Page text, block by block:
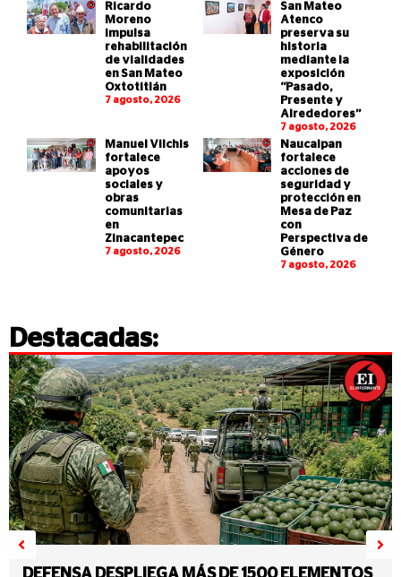
Ricardo
Moreno
impulsa
rehabilitación
de vialidades
en San Mateo
Oxtotitlán
7 agosto, 2026
San Mateo
Atenco
preserva su
historia
mediante la
exposición
“Pasado,
Presente y
Alrededores”
7 agosto, 2026
Manuel Vilchis
fortalece
apoyos
sociales y
obras
comunitarias
en
Zinacantepec
7 agosto, 2026
Naucalpan
fortalece
acciones de
seguridad y
protección en
Mesa de Paz
con
Perspectiva de
Género
7 agosto, 2026
Destacadas: